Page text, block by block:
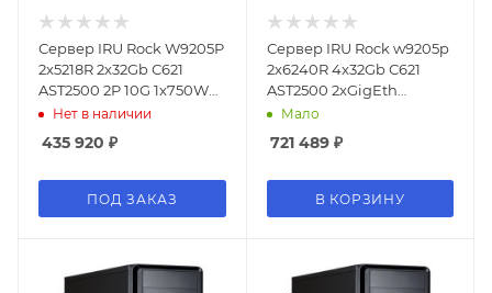
Сервер IRU Rock W9205P
2x5218R 2x32Gb С621
AST2500 2P 10G 1x750W
w/o OS (2073059)
Нет в наличии
435 920 ₽
ПОД ЗАКАЗ
Сервер IRU Rock w9205p
2x6240R 4x32Gb С621
AST2500 2xGigEth
1x750W w/o OS (2081223)
Мало
721 489₽
В КОРЗИНУ